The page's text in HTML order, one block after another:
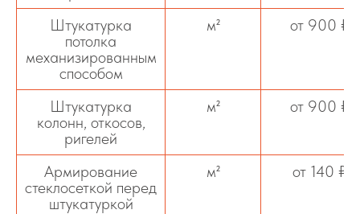
Штукатурка
потолка
механизированным
способом
м² от 900 ₽
Штукатурка
колонн, откосов,
ригелей
м² от 900 ₽
Армирование
стеклосеткой перед
штукатуркой
м² от 140 ₽